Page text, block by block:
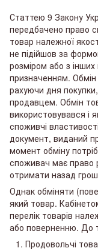
Статтею 9 Закону
передбачено право
товар належної
не підійшов за
розміром або з
призначенням.
рахуючи дня
продавцем. Обмін
використовувався і
споживчі
документ, виданий
момент обміну
споживач має право
отримати назад
Однак обміняти
який товар.
перелік товарів
або поверненню. До
Продовольчі